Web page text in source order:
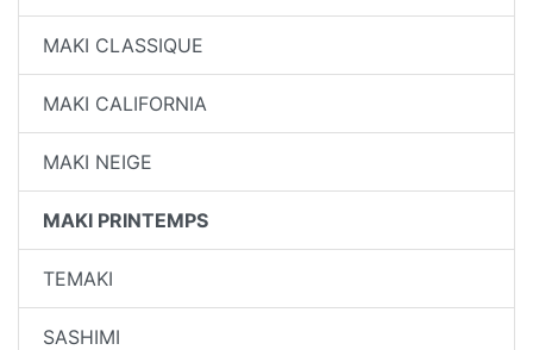
MAKI CLASSIQUE
MAKI CALIFORNIA
MAKI NEIGE
MAKI PRINTEMPS
TEMAKI
SASHIMI